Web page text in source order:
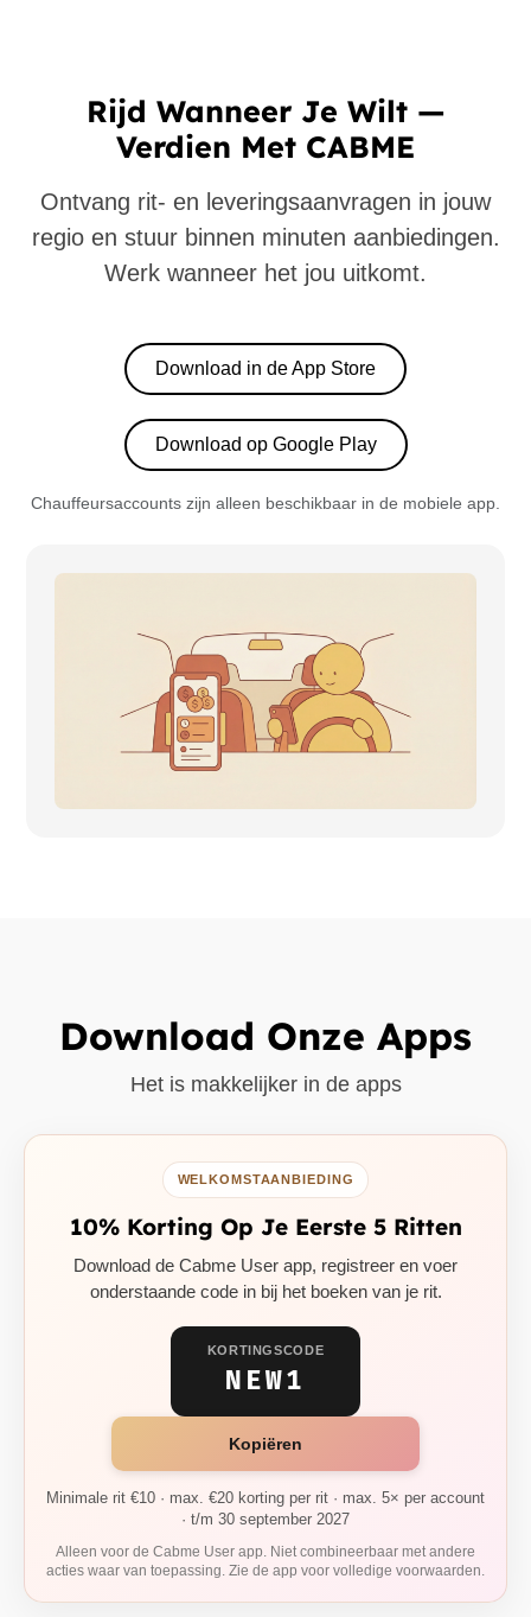
Rijd Wanneer Je Wilt —
Verdien Met CABME
Ontvang rit- en leveringsaanvragen in jouw
regio en stuur binnen minuten aanbiedingen.
Werk wanneer het jou uitkomt.
Download in de App Store
Download op Google Play
Chauffeursaccounts zijn alleen beschikbaar in de mobiele app.
Download Onze Apps
Het is makkelijker in de apps
WELKOMSTAANBIEDING
10% Korting Op Je Eerste 5 Ritten
Download de Cabme User app, registreer en voer
onderstaande code in bij het boeken van je rit.
KORTINGSCODE
NEW1
Kopiëren
Minimale rit €10 · max. €20 korting per rit · max. 5× per account
· t/m 30 september 2027
Alleen voor de Cabme User app. Niet combineerbaar met andere
acties waar van toepassing. Zie de app voor volledige voorwaarden.